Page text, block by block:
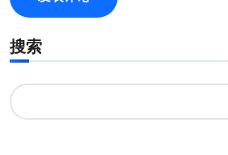
搜索